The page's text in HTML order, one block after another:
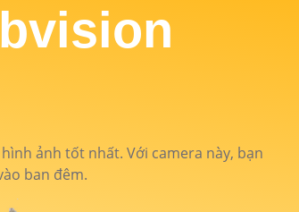
ảnh tốt nhất. Với camera này, bạn
ban đêm.